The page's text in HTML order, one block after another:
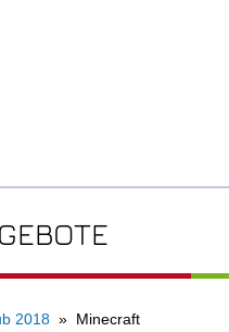
2018 Minecraft